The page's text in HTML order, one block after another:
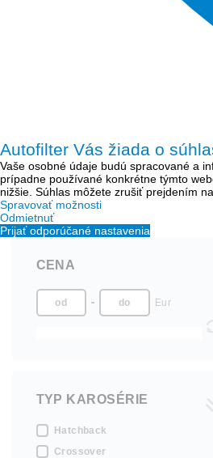
Autofilter Vás žiada o
Vaše osobné údaje budú spracované a
prípadne používané konkrétne týmto
nižšie. Súhlas môžete zrušiť prejdením
Spravovať možnosti
Odmietnuť
Prijať odporúčané nastavenia
CENA
Eur
TYP KAROSÉRIE
Hatchback
Crossover